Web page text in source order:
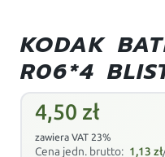
KODAK
R06*4
4,50 zł
zawiera VAT 23%
Cena jedn. brutto: 1,13zł